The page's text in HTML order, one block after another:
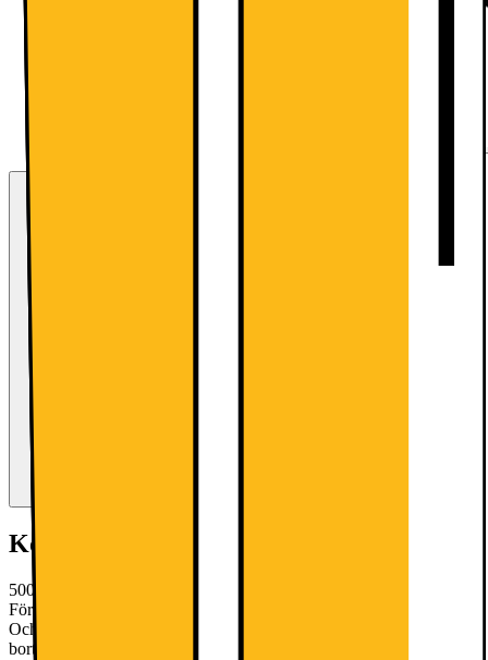
Kort om produkten
500 OptiSpace kylskåpet erbjuder ett rymligt inre för matvaror.
Förvaringsalternativ gör det enkelt att hitta plats för större matvaror.
Och om du behöver ännu mer utrymme kan lådorna enkelt tas
bort.